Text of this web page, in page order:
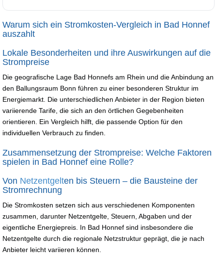
Warum sich ein Stromkosten-Vergleich in Bad Honnef
auszahlt
Lokale Besonderheiten und ihre Auswirkungen auf die
Strompreise
Die geografische Lage Bad Honnefs am Rhein und die Anbindung an
den Ballungsraum Bonn führen zu einer besonderen Struktur im
Energiemarkt. Die unterschiedlichen Anbieter in der Region bieten
variierende Tarife, die sich an den örtlichen Gegebenheiten
orientieren. Ein Vergleich hilft, die passende Option für den
individuellen Verbrauch zu finden.
Zusammensetzung der Strompreise: Welche Faktoren
spielen in Bad Honnef eine Rolle?
Von Netzentgelten bis Steuern – die Bausteine der
Stromrechnung
Die Stromkosten setzen sich aus verschiedenen Komponenten
zusammen, darunter Netzentgelte, Steuern, Abgaben und der
eigentliche Energiepreis. In Bad Honnef sind insbesondere die
Netzentgelte durch die regionale Netzstruktur geprägt, die je nach
Anbieter leicht variieren können.